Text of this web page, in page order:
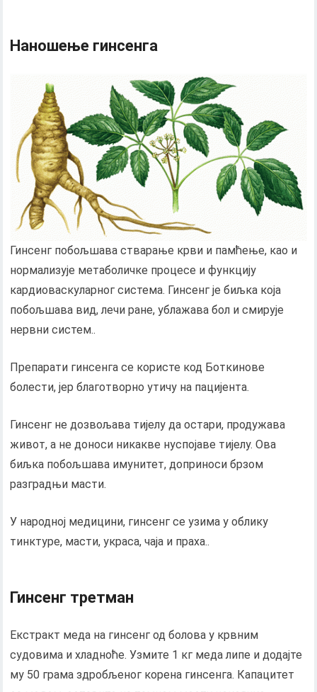
Наношење гинсенга
Гинсенг побољшава стварање крви и памћење, као и
нормализује метаболичке процесе и функцију
кардиоваскуларног система. Гинсенг је биљка која
побољшава вид, лечи ране, ублажава бол и смирује
нервни систем..
Препарати гинсенга се користе код Боткинове
болести, јер благотворно утичу на пацијента.
Гинсенг не дозвољава тијелу да остари, продужава
живот, а не доноси никакве нуспојаве тијелу. Ова
биљка побољшава имунитет, доприноси брзом
разградњи масти.
У народној медицини, гинсенг се узима у облику
тинктуре, масти, украса, чаја и праха..
Гинсенг третман
Екстракт меда на гинсенг од болова у крвним
судовима и хладноће. Узмите 1 кг меда липе и додајте
му 50 грама здробљеног корена гинсенга. Капацитет